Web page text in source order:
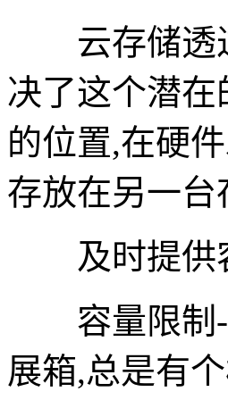
云存储透过
决了这个潜
的位置,在硬
存放在另一
及时提供
容量限制-
展箱,总是有